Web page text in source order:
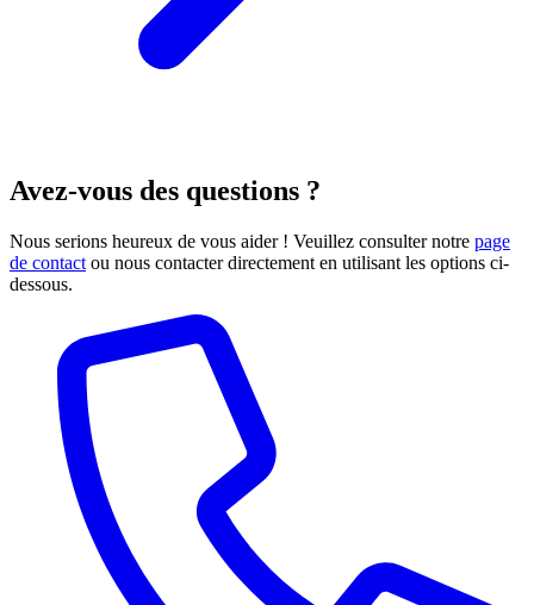
Avez-vous des questions ?
Nous serions heureux de vous aider ! Veuillez consulter notre page
de contact ou nous contacter directement en utilisant les options ci-
dessous.